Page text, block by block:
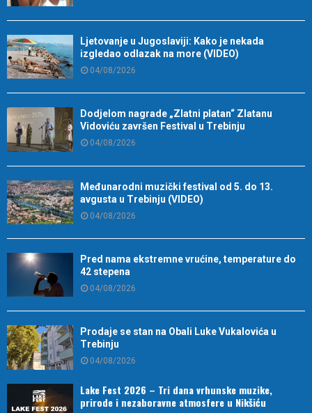
Ljetovanje u Jugoslaviji: Kako je nekada
izgledao odlazak na more (VIDEO)
04/08/2026
Dodjelom nagrade „Zlatni platan“ Zlatanu
Vidoviću završen Festival u Trebinju
04/08/2026
Međunarodni muzički festival od 5. do 13.
avgusta u Trebinju (VIDEO)
04/08/2026
Pred nama ekstremne vrućine, temperature do
42 stepena
04/08/2026
Prodaje se stan na Obali Luke Vukalovića u
Trebinju
04/08/2026
Lake Fest 2026 – Tri dana vrhunske muzike,
prirode i nezaboravne atmosfere u Nikšiću